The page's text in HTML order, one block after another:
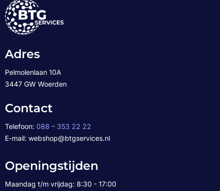
Adres
Pelmolenlaan 10A
3447 GW Woerden
Contact
Telefoon: 088 – 353 22 22
E-mail: webshop@btgservices.nl
Openingstijden
Maandag t/m vrijdag: 8:30 - 17:00